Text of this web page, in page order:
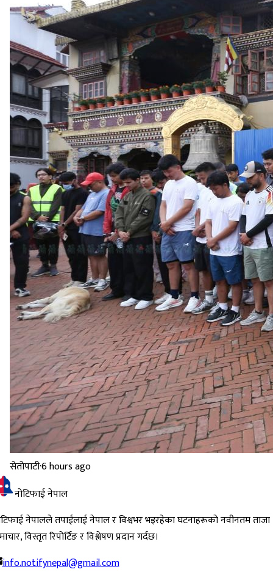
सेतोपाटी·6 hours ago
नोटिफाई नेपाल
नेपालले तपाईंलाई नेपाल र विश्वभर भइरहेका घटनाहरूको नवीनतम ताजा
विस्तृत रिपोर्टिङ र विश्लेषण प्रदान गर्दछ।
info.notifynepal@gmail.com